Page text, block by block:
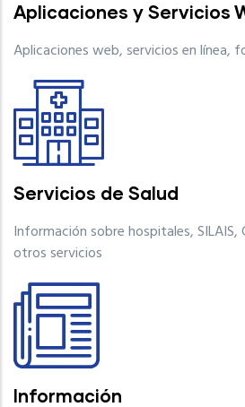
Aplicaciones y Servicios
Aplicaciones web, servicios en línea,
Servicios de Salud
Información sobre hospitales, SILAIS,
otros servicios
Información